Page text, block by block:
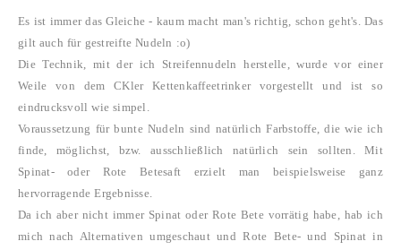
Es ist immer das Gleiche - kaum macht man's richtig, schon geht's. Das
gilt auch für gestreifte Nudeln :o)
Die Technik, mit der ich Streifennudeln herstelle, wurde vor einer
Weile von dem CKler Kettenkaffeetrinker vorgestellt und ist so
eindrucksvoll wie simpel.
Voraussetzung für bunte Nudeln sind natürlich Farbstoffe, die wie ich
finde, möglichst, bzw. ausschließlich natürlich sein sollten. Mit
Spinat- oder Rote Betesaft erzielt man beispielsweise ganz
hervorragende Ergebnisse.
Da ich aber nicht immer Spinat oder Rote Bete vorrätig habe, hab ich
mich nach Alternativen umgeschaut und Rote Bete- und Spinat in